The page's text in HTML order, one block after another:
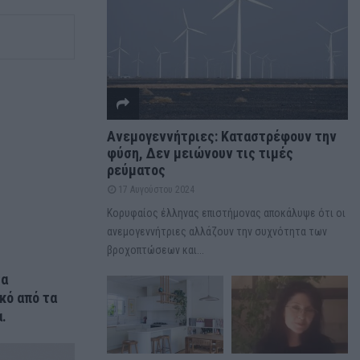
από τα
Ανεμογεννήτριες: Καταστρέφουν την
φύση, Δεν μειώνουν τις τιμές
ρεύματος
17 Αυγούστου 2024
Κορυφαίος έλληνας επιστήμονας αποκάλυψε ότι οι
ανεμογεννήτριες αλλάζουν την συχνότητα των
βροχοπτώσεων και...